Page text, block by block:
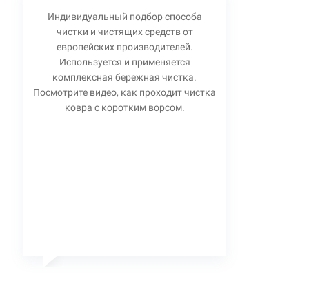
Индивидуальный подбор способа
чистки и чистящих средств от
европейских производителей.
Используется и применяется
комплексная бережная чистка.
Посмотрите видео, как проходит чистка
ковра с коротким ворсом.